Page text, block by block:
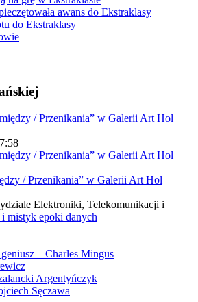
awans do Ekstraklasy
do Ekstraklasy
/ Przenikania” w Galerii Art Hol
Elektroniki, Telekomunikacji i
mistyk epoki danych
– Charles Mingus
Argentyńczyk
Sęczawa